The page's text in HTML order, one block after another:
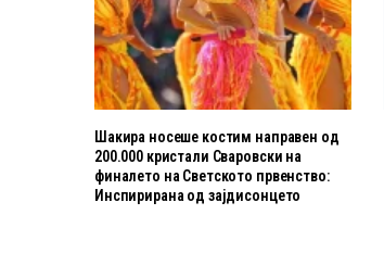
Шакира носеше костим направен од
200.000 кристали Сваровски на
финалето на Светското првенство:
Инспирирана од зајдисонцето